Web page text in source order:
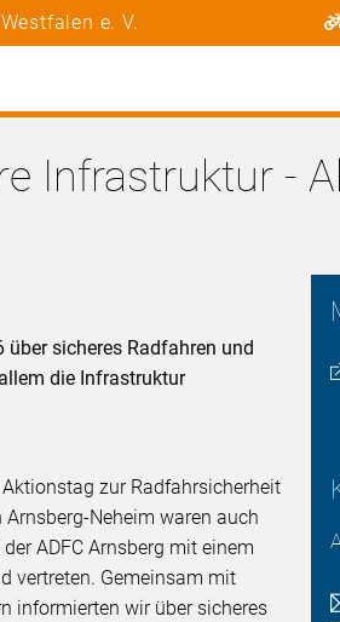
e. V.
Infrastruktur -
sicheres Radfahren und
die Infrastruktur
zur Radfahrsicherheit
Neheim waren auch
der ADFC Arnsberg mit einem
vertreten. Gemeinsam mit
informierten wir über sicheres